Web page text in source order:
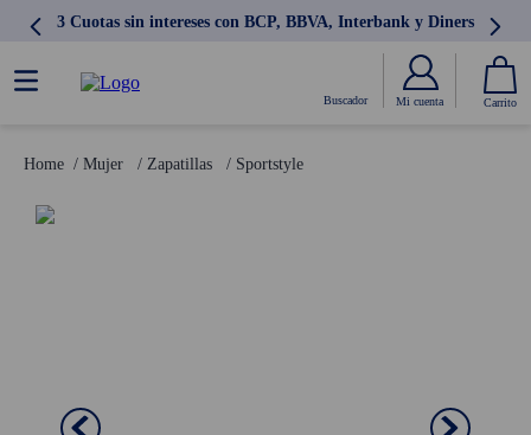
3 Cuotas sin intereses con BCP, BBVA, Interbank y Diners
Mujer Zapatillas Sportstyle